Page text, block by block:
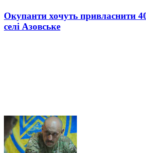
Окупанти хочуть привласнити
селі Азовське